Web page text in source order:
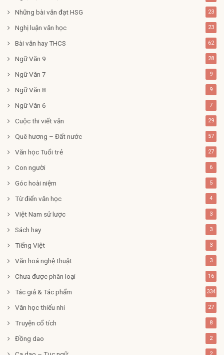
Những bài văn đạt HSG 23
Nghị luận văn học 23
Bài văn hay THCS 62
Ngữ Văn 9 28
Ngữ Văn 7 9
Ngữ Văn 8 9
Ngữ Văn 6 7
Cuộc thi viết văn 29
Quê hương – Đất nước 57
Văn học Tuổi trẻ 27
Con người 6
Góc hoài niệm 5
Từ điển văn học 4
Việt Nam sử lược 3
Sách hay 3
Tiếng Việt 3
Văn hoá nghệ thuật 3
Chưa được phân loại 16
Tác giả & Tác phẩm 334
Văn học thiếu nhi 27
Truyện cổ tích 8
Đồng dao 2